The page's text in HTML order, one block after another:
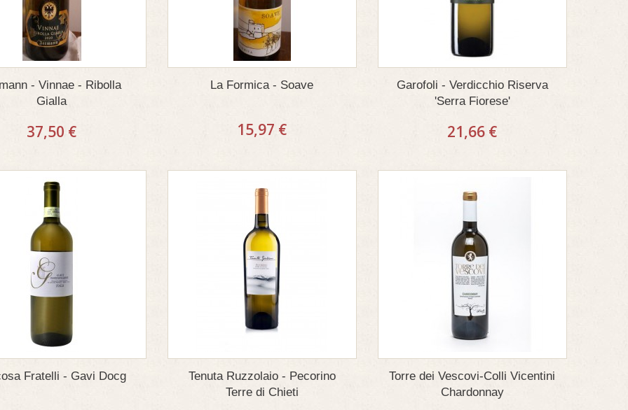
- Vinnae - Ribolla
Gialla
37,50 €
La Formica - Soave
15,97 €
Garofoli - Verdicchio Riserva
'Serra Fiorese'
21,66 €
Fratelli - Gavi Docg
Tenuta Ruzzolaio - Pecorino
Terre di Chieti
Torre dei Vescovi-Colli Vicentini
Chardonnay